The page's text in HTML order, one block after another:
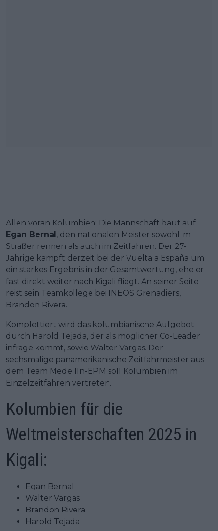
Allen voran Kolumbien: Die Mannschaft baut auf
Egan Bernal, den nationalen Meister sowohl im
Straßenrennen als auch im Zeitfahren. Der 27-
Jährige kämpft derzeit bei der Vuelta a España um
ein starkes Ergebnis in der Gesamtwertung, ehe er
fast direkt weiter nach Kigali fliegt. An seiner Seite
reist sein Teamkollege bei INEOS Grenadiers,
Brandon Rivera.
Komplettiert wird das kolumbianische Aufgebot
durch Harold Tejada, der als möglicher Co-Leader
infrage kommt, sowie Walter Vargas. Der
sechsmalige panamerikanische Zeitfahrmeister aus
dem Team Medellín-EPM soll Kolumbien im
Einzelzeitfahren vertreten.
Kolumbien für die
Weltmeisterschaften 2025 in
Kigali:
Egan Bernal
Walter Vargas
Brandon Rivera
Harold Tejada